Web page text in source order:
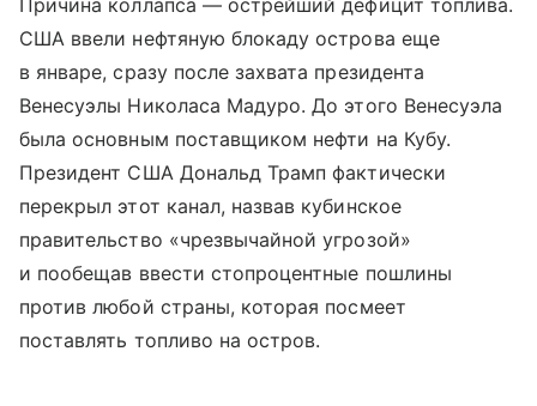
Причина коллапса — острейший дефицит топлива.
США ввели нефтяную блокаду острова еще
в январе, сразу после захвата президента
Венесуэлы Николаса Мадуро. До этого Венесуэла
была основным поставщиком нефти на Кубу.
Президент США Дональд Трамп фактически
перекрыл этот канал, назвав кубинское
правительство «чрезвычайной угрозой»
и пообещав ввести стопроцентные пошлины
против любой страны, которая посмеет
поставлять топливо на остров.